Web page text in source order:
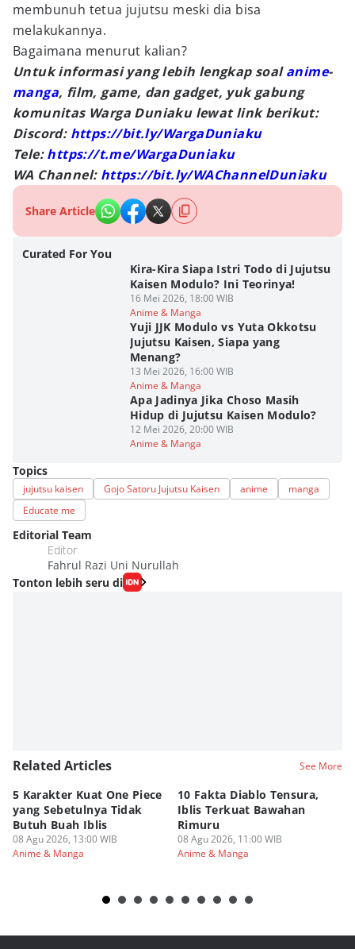
membunuh tetua jujutsu meski dia bisa
melakukannya.
Bagaimana menurut kalian?
Untuk informasi yang lebih lengkap soalanime-
manga, film, game, dan gadget, yuk gabung
komunitas Warga Duniaku lewat link berikut:
Discord: https://bit.ly/WargaDuniaku
Tele:https://t.me/WargaDuniaku
WA Channel: https://bit.ly/WAChannelDuniaku
Share Article
Curated For You
Kira-Kira Siapa Istri Todo di Jujutsu
Kaisen Modulo? Ini Teorinya!
16 Mei 2026, 18:00 WIB
Anime & Manga
Yuji JJK Modulo vs Yuta Okkotsu
Jujutsu Kaisen, Siapa yang
Menang?
13 Mei 2026, 16:00 WIB
Anime & Manga
Apa Jadinya Jika Choso Masih
Hidup di Jujutsu Kaisen Modulo?
12 Mei 2026, 20:00 WIB
Anime & Manga
Topics
jujutsu kaisen Gojo Satoru Jujutsu Kaisen anime
manga
Educate me
Editorial Team
Editor
Fahrul Razi Uni Nurullah
Tonton lebih seru di
Related Articles See More
5 Karakter Kuat One Piece
yang Sebetulnya Tidak
Butuh Buah Iblis
08 Agu 2026, 13:00 WIB
Anime & Manga
10 Fakta Diablo Tensura,
Iblis Terkuat Bawahan
Rimuru
08 Agu 2026, 11:00 WIB
Anime & Manga